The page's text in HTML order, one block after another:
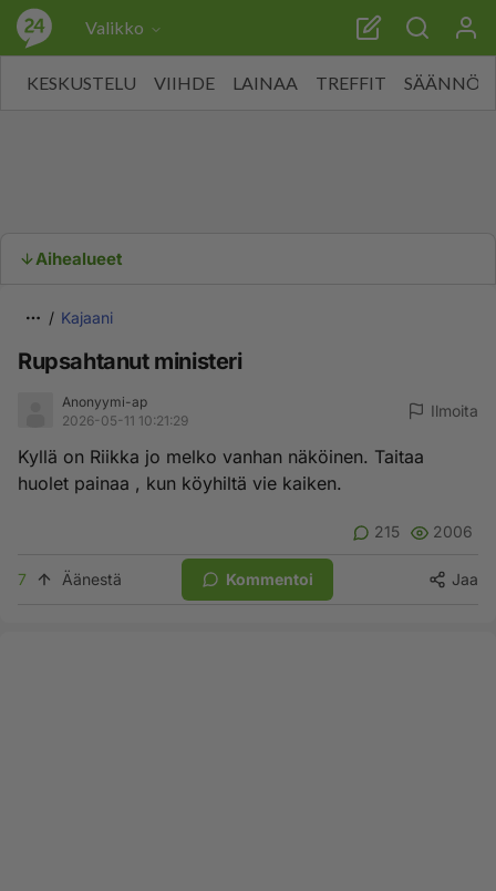
Valikko
KESKUSTELU VIIHDE LAINAA TREFFIT SÄÄNNÖT
Aihealueet
Kajaani
Rupsahtanut ministeri
Anonyymi-ap
2026-05-11 10:21:29
Ilmoita
Kyllä on Riikka jo melko vanhan näköinen. Taitaa
huolet painaa , kun köyhiltä vie kaiken.
215 2006
7 Äänestä Kommentoi Jaa